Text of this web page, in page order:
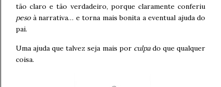
tão claro e tão verdadeiro, porque claramente conferiu
pesoà narrativa… e torna mais bonita a eventual ajuda do
pai.
Uma ajuda que talvez seja mais por culpado que qualquer
coisa.